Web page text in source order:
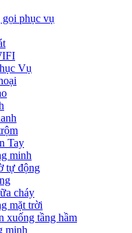
gọi phục vụ
Vụ
Tay
minh
tự động
cháy
mặt trời
xuống tầng hầm
minh